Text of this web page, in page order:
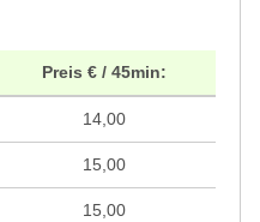
Preis € / 45min:
14,00
15,00
15,00